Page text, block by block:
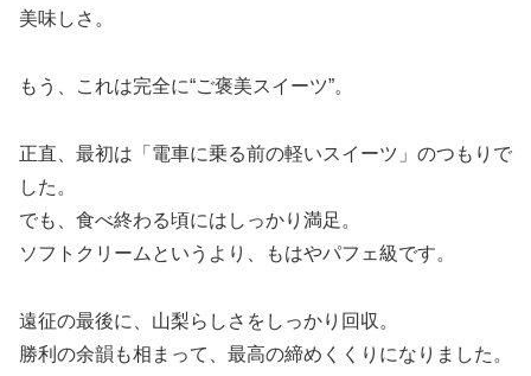
美味しさ。
もう、これは完全に“ご褒美スイーツ”。
正直、最初は「電車に乗る前の軽いスイーツ」のつもりで
した。
でも、食べ終わる頃にはしっかり満足。
ソフトクリームというより、もはやパフェ級です。
遠征の最後に、山梨らしさをしっかり回収。
勝利の余韻も相まって、最高の締めくくりになりました。